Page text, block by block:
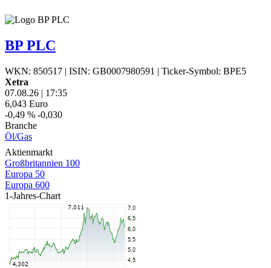
BP PLC
WKN: 850517 | ISIN: GB0007980591 | Ticker-Symbol: BPE5
Xetra
07.08.26 | 17:35
6,043 Euro
-0,49 % -0,030
Branche
Öl/Gas
Aktienmarkt
Großbritannien 100
Europa 50
Europa 600
1-Jahres-Chart